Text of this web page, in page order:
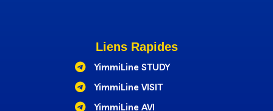
Liens Rapides

YimmiLine STUDY

YimmiLine VISIT

YimmiLine AVI